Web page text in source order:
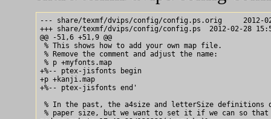
--- share/texmf/dvips/config/config.ps.orig     2012-02-
+++ share/texmf/dvips/config/config.ps  2012-02-28
@@ -51,6 +51,9 @@
% This shows how to add your own map file.
% Remove the comment and adjust the name:
% p +myfonts.map
+%-- ptex-jisfonts begin
+p +kanji.map
+%-- ptex-jisfonts end'
% In the past, the a4size and letterSize definitions
% paper size, but we want to set it if we can so that